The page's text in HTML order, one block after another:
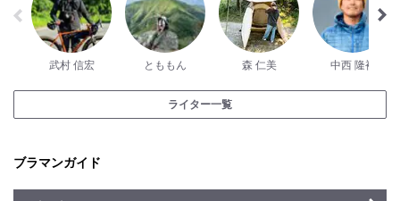
武村 信宏 とももん 森 仁美 中西 隆裕
ライター一覧
ブラマンガイド